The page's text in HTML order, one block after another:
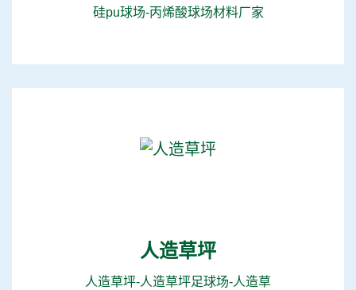
硅pu球场-丙烯酸球场材料厂家
人造草坪
人造草坪-人造草坪足球场-人造草